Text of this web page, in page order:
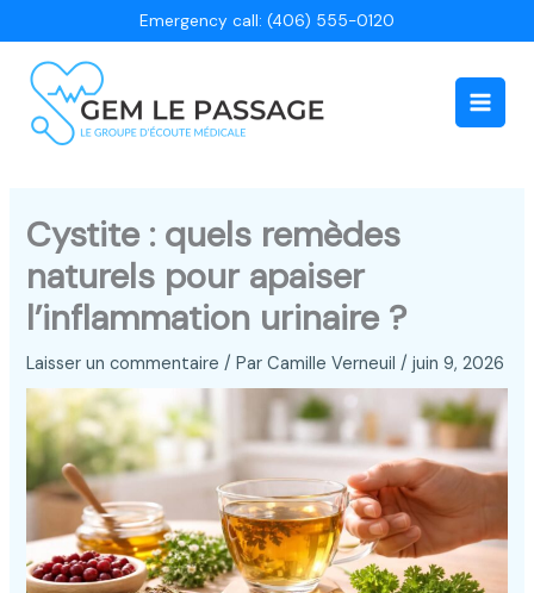
au
contenu
Emergency call: (406) 555-0120
Main
Cystite : quels remèdes
naturels pour apaiser
l’inflammation urinaire ?
Laisser un commentaire / ParCamille Verneuil/juin 9, 2026